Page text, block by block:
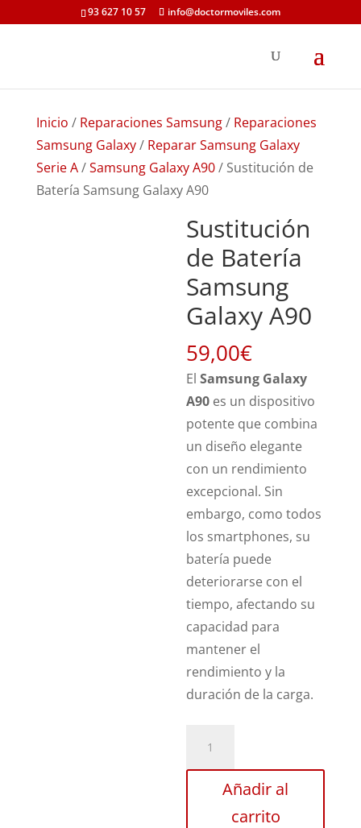
93 627 10 57 info@doctormoviles.com
Inicio / Reparaciones Samsung/ Reparaciones
Samsung Galaxy/ Reparar Samsung Galaxy
Serie A/Samsung Galaxy A90/ Sustitución de
Batería Samsung Galaxy A90
Sustitución
de Batería
Samsung
Galaxy A90
59,00€
ElSamsung Galaxy
A90 es un dispositivo
potente que combina
un diseño elegante
con un rendimiento
excepcional. Sin
embargo, como todos
los smartphones, su
batería puede
deteriorarse con el
tiempo, afectando su
capacidad para
mantener el
rendimiento y la
duración de la carga.
BateríaAñadir al
carrito